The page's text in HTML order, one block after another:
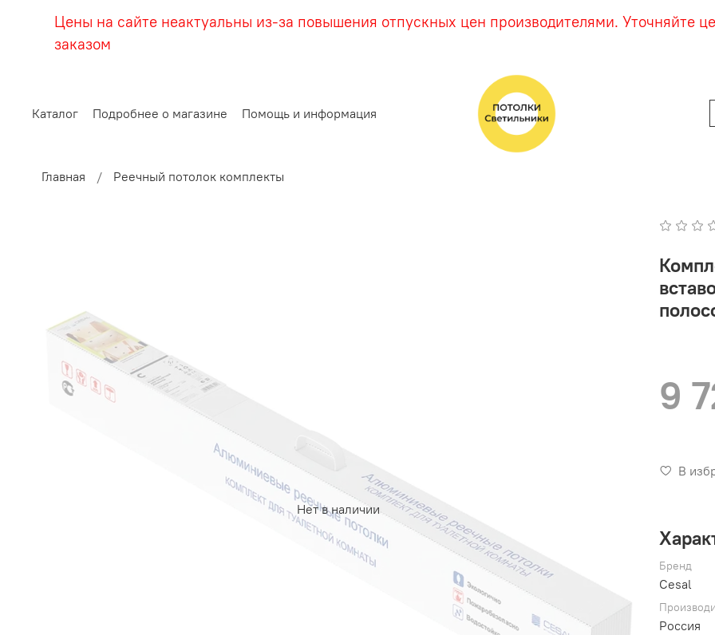
Цены на сайте неактуальны из-за повышения отпускных цен производителями. Уточняйте
заказом
Каталог Подробнее о магазине Помощь и информация
Главная Реечный потолок комплекты
Нет в наличии
9
В
Бренд
Cesal
Россия